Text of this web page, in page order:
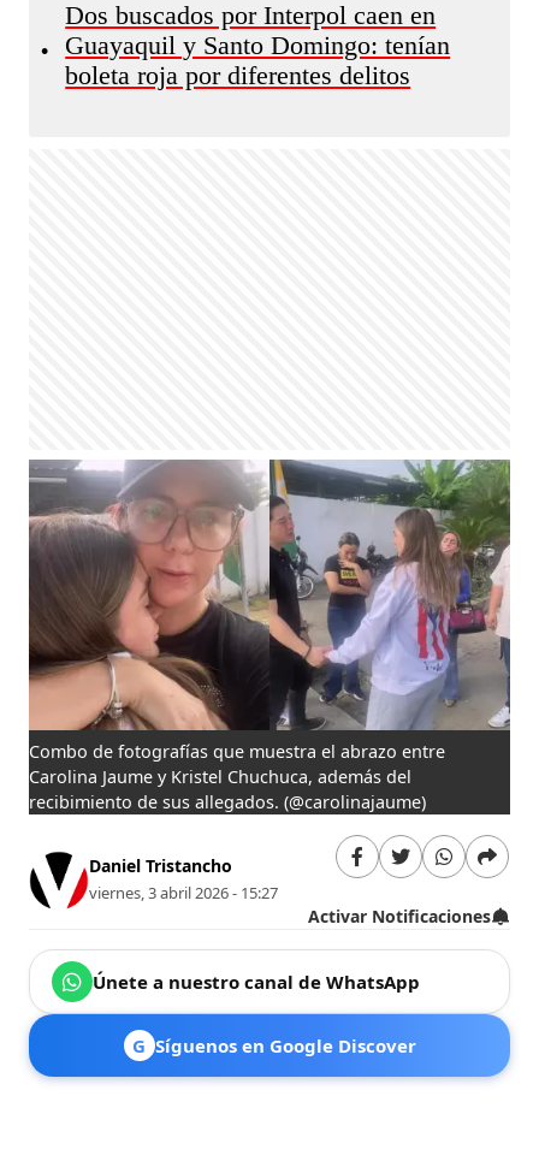
•
Dos buscados por Interpol caen en
Guayaquil y Santo Domingo: tenían
boleta roja por diferentes delitos
Combo de fotografías que muestra el abrazo entre
Carolina Jaume y Kristel Chuchuca, además del
recibimiento de sus allegados. (@carolinajaume)
Daniel Tristancho
viernes, 3 abril 2026 - 15:27
Activar Notificaciones
Únete a nuestro canal de WhatsApp
G Síguenos en Google Discover